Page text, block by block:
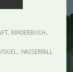
, KINDERBUCH,
, WASSERFALL